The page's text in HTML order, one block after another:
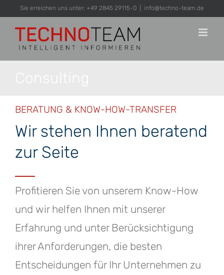
Inhalt
springen
Sie erreichen uns unter: +49 2845 29115-0 info@techno-team.de
BERATUNG & KNOW-HOW-TRANSFER
Wir stehen Ihnen beratend
zur Seite
Profitieren Sie von unserem Know-How
und wir helfen Ihnen mit unserer
Erfahrung und unter Berücksichtigung
ihrer Anforderungen, die besten
Entscheidungen für Ihr Unternehmen zu